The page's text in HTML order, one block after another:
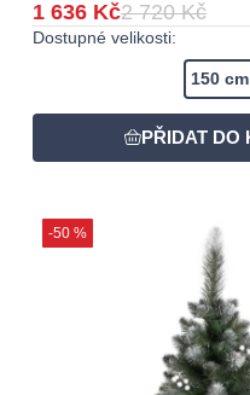
1 636 Kč2 720 Kč
Dostupné velikosti:
150 cm
-50 %